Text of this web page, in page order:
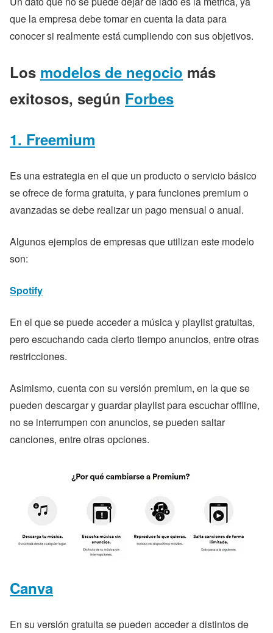
que la empresa debe tomar en cuenta la data para
conocer si realmente está cumpliendo con sus objetivos.
Los modelos de negocio más
exitosos, según Forbes
1. Freemium
Es una estrategia en el que un producto o servicio básico
se ofrece de forma gratuita, y para funciones premium o
avanzadas se debe realizar un pago mensual o anual.
Algunos ejemplos de empresas que utilizan este modelo
son:
Spotify
En el que se puede acceder a música y playlist gratuitas,
pero escuchando cada cierto tiempo anuncios, entre otras
restricciones.
Asimismo, cuenta con su versión premium, en la que se
pueden descargar y guardar playlist para escuchar offline,
no se interrumpen con anuncios, se pueden saltar
canciones, entre otras opciones.
Canva
En su versión gratuita se pueden acceder a distintos de